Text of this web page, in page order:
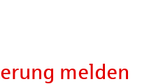
melden